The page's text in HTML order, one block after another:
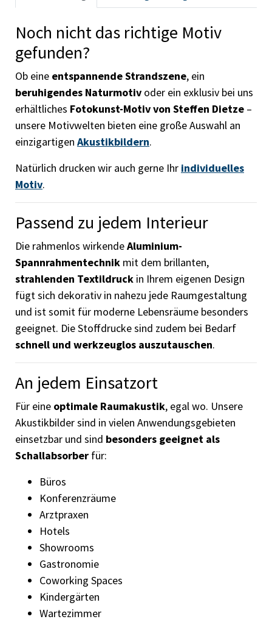
Noch nicht das richtige Motiv
gefunden?
Ob eine entspannende Strandszene, ein
beruhigendes Naturmotiv oder ein exklusiv bei uns
erhältliches Fotokunst-Motiv von Steffen Dietze –
unsere Motivwelten bieten eine große Auswahl an
einzigartigen Akustikbildern.
Natürlich drucken wir auch gerne Ihr individuelles
Motiv.
Passend zu jedem Interieur
Die rahmenlos wirkendeAluminium-
Spannrahmentechnik mit dem brillanten,
strahlenden Textildruck in Ihrem eigenen Design
fügt sich dekorativ in nahezu jede Raumgestaltung
und ist somit für moderne Lebensräume besonders
geeignet. Die Stoffdrucke sind zudem bei Bedarf
schnell und werkzeuglos auszutauschen.
An jedem Einsatzort
Für eine optimale Raumakustik, egal wo. Unsere
Akustikbilder sind in vielen Anwendungsgebieten
einsetzbar und sind besonders geeignet als
Schallabsorber für:
Büros
Konferenzräume
Arztpraxen
Hotels
Showrooms
Gastronomie
Coworking Spaces
Kindergärten
Wartezimmer